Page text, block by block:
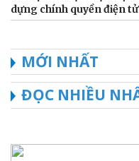
dựng chính quyền điện
MỚI NHẤT
ĐỌC NHIỀU